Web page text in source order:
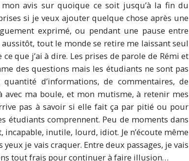
avis sur quoique ce soit jusqu’à la fin du
si je veux ajouter quelque chose après une
exprimé, ou pendant une pause entre
aussitôt, tout le monde se retire me laissant seul
que j’ai à dire. Les prises de parole de Rémi et
des questions mais les étudiants ne sont pas
d’informations, de commentaires, de
avec ma boule, et mon mutisme, à retenir mes
pas à savoir si elle fait ça par pitié ou pour
étudiants comprennent. Peu de moments dans
inutile, lourd, idiot. Je n’écoute même
je vais craquer. Entre deux passages, je vais
tout frais pour continuer à faire illusion…